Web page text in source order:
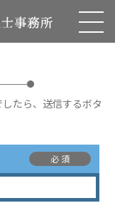
バ
たら、送信するボタ
必 須